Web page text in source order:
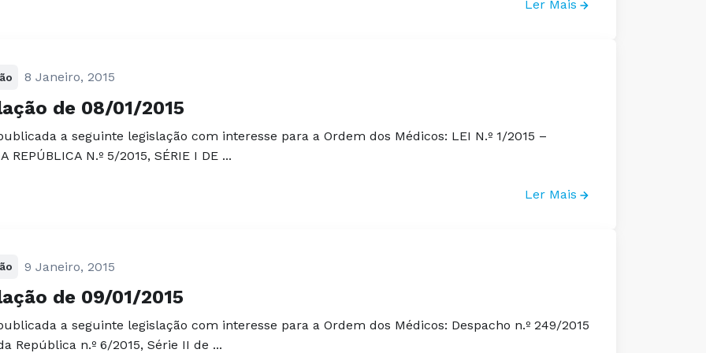
Ler Mais
8 Janeiro, 2015
de 08/01/2015
a seguinte legislação com interesse para a Ordem dos Médicos: LEI N.º 1/2015 –
REPÚBLICA N.º 5/2015, SÉRIE I DE ...
Ler Mais
9 Janeiro, 2015
de 09/01/2015
a seguinte legislação com interesse para a Ordem dos Médicos: Despacho n.º 249/2015
República n.º 6/2015, Série II de ...